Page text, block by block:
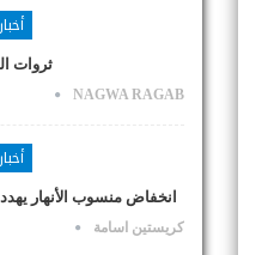
ثروات
NAGWA RAGAB
انخفاض منسوب الأنهار
كريستين اسامة